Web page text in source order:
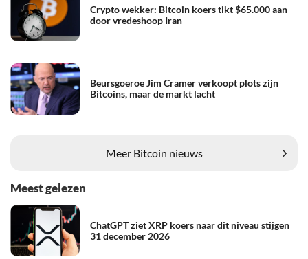
Crypto wekker: Bitcoin koers tikt $65.000 aan
door vredeshoop Iran
Beursgoeroe Jim Cramer verkoopt plots zijn
Bitcoins, maar de markt lacht
Meer Bitcoin nieuws
Meest gelezen
ChatGPT ziet XRP koers naar dit niveau stijgen
31 december 2026